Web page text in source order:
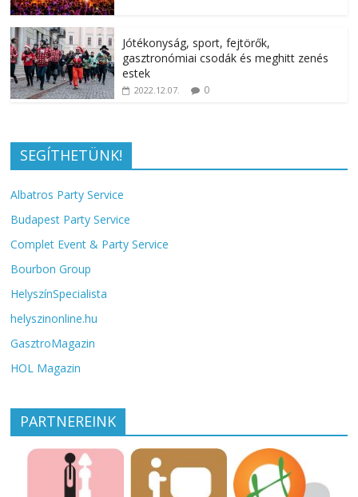
Jótékonyság, sport, fejtörők,
gasztronómiai csodák és meghitt zenés
estek
2022.12.07. 0
SEGÍTHETÜNK!
Albatros Party Service
Budapest Party Service
Complet Event & Party Service
Bourbon Group
HelyszínSpecialista
helyszinonline.hu
GasztroMagazin
HOL Magazin
PARTNEREINK